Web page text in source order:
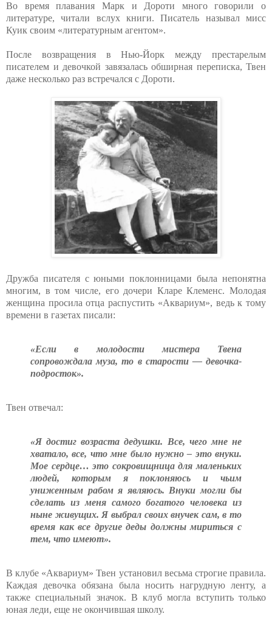
Во время плавания Марк и Дороти много говорили о
литературе, читали вслух книги. Писатель называл мисс
Куик своим «литературным агентом».
После возвращения в Нью-Йорк между престарелым
писателем и девочкой завязалась обширная переписка, Твен
даже несколько раз встречался с Дороти.
Дружба писателя с юными поклонницами была непонятна
многим, в том числе, его дочери Кларе Клеменс. Молодая
женщина просила отца распустить «Аквариум», ведь к тому
времени в газетах писали:
«Если в молодости мистера Твена
сопровождала муза, то в старости — девочка-
подросток».
Твен отвечал:
«Я достиг возраста дедушки. Все, чего мне не
хватало, все, что мне было нужно – это внуки.
Мое сердце… это сокровищница для маленьких
людей, которым я поклоняюсь и чьим
униженным рабом я являюсь. Внуки могли бы
сделать из меня самого богатого человека из
ныне живущих. Я выбрал своих внучек сам, в то
время как все другие деды должны мириться с
тем, что имеют».
В клубе «Аквариум» Твен установил весьма строгие правила.
Каждая девочка обязана была носить нагрудную ленту, а
также специальный значок. В клуб могла вступить только
юная леди, еще не окончившая школу.